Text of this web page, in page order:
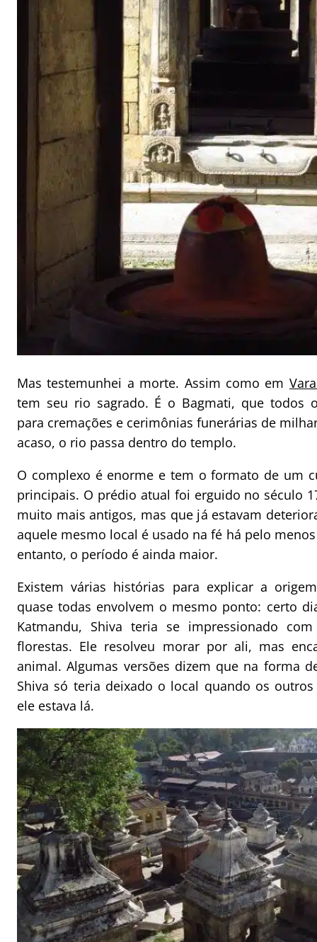
Mas testemunhei a morte. Assim como em
tem seu rio sagrado. É o Bagmati, que todos
para cremações e cerimônias funerárias de
acaso, o rio passa dentro do templo.
O complexo é enorme e tem o formato de um
principais. O prédio atual foi erguido no século
muito mais antigos, mas que já estavam
aquele mesmo local é usado na fé há pelo
entanto, o período é ainda maior.
Existem várias histórias para explicar a
quase todas envolvem o mesmo ponto: certo
Katmandu, Shiva teria se impressionado
florestas. Ele resolveu morar por ali, mas
animal. Algumas versões dizem que na forma
Shiva só teria deixado o local quando os
ele estava lá.